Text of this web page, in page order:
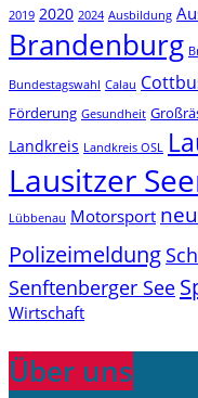
2019 2020 2024 Ausbildung
Brandenburg
Bundestagswahl Calau
Förderung Gesundheit
Landkreis Landkreis OSL
Lausitzer
Lübbenau Motorsport
Polizeimeldung
Senftenberger See
Wirtschaft
Über uns